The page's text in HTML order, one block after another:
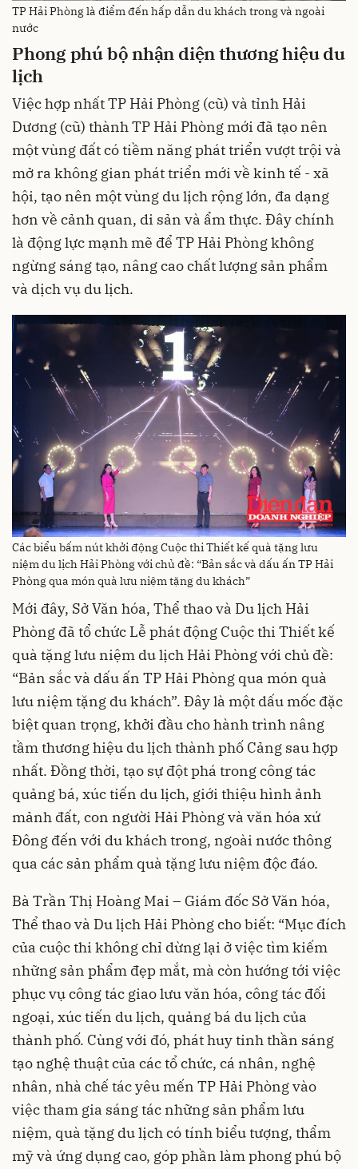
TP Hải Phòng là điểm đến hấp dẫn du khách trong và ngoài
nước
Phong phú bộ nhận diện thương hiệu du
lịch
Việc hợp nhất TP Hải Phòng (cũ) và tỉnh Hải
Dương (cũ) thành TP Hải Phòng mới đã tạo nên
một vùng đất có tiềm năng phát triển vượt trội và
mở ra không gian phát triển mới về kinh tế - xã
hội, tạo nên một vùng du lịch rộng lớn, đa dạng
hơn về cảnh quan, di sản và ẩm thực. Đây chính
là động lực mạnh mẽ để TP Hải Phòng không
ngừng sáng tạo, nâng cao chất lượng sản phẩm
và dịch vụ du lịch.
Các biểu bấm nút khởi động Cuộc thi Thiết kế quà tặng lưu
niệm du lịch Hải Phòng với chủ đề: “Bản sắc và dấu ấn TP Hải
Phòng qua món quà lưu niệm tặng du khách”
Mới đây, Sở Văn hóa, Thể thao và Du lịch Hải
Phòng đã tổ chức Lễ phát động Cuộc thi Thiết kế
quà tặng lưu niệm du lịch Hải Phòng với chủ đề:
“Bản sắc và dấu ấn TP Hải Phòng qua món quà
lưu niệm tặng du khách”. Đây là một dấu mốc đặc
biệt quan trọng, khởi đầu cho hành trình nâng
tầm thương hiệu du lịch thành phố Cảng sau hợp
nhất. Đồng thời, tạo sự đột phá trong công tác
quảng bá, xúc tiến du lịch, giới thiệu hình ảnh
mảnh đất, con người Hải Phòng và văn hóa xứ
Đông đến với du khách trong, ngoài nước thông
qua các sản phẩm quà tặng lưu niệm độc đáo.
Bà Trần Thị Hoàng Mai – Giám đốc Sở Văn hóa,
Thể thao và Du lịch Hải Phòng cho biết: “Mục đích
của cuộc thi không chỉ dừng lại ở việc tìm kiếm
những sản phẩm đẹp mắt, mà còn hướng tới việc
phục vụ công tác giao lưu văn hóa, công tác đối
ngoại, xúc tiến du lịch, quảng bá du lịch của
thành phố. Cùng với đó, phát huy tinh thần sáng
tạo nghệ thuật của các tổ chức, cá nhân, nghệ
nhân, nhà chế tác yêu mến TP Hải Phòng vào
việc tham gia sáng tác những sản phẩm lưu
niệm, quà tặng du lịch có tính biểu tượng, thẩm
mỹ và ứng dụng cao, góp phần làm phong phú bộ